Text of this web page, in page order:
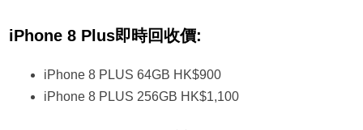
iPhone 8 Plus即時回收價:
iPhone 8 PLUS 64GB HK$900
iPhone 8 PLUS 256GB HK$1,100